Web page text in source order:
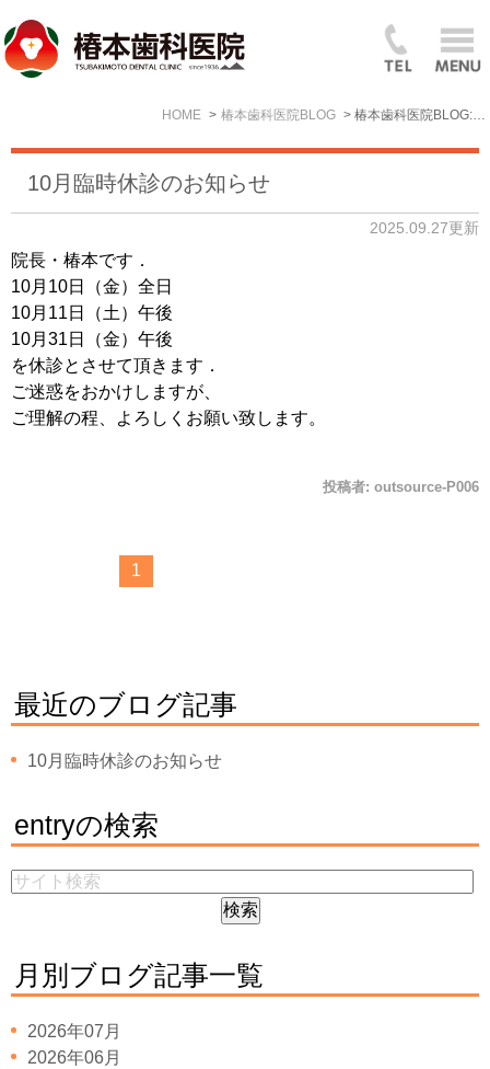
HOME 椿本歯科医院BLOG
10月臨時休診のお知らせ
2025.09.27更新
院長・椿本です．
10月10日（金）全日
10月11日（土）午後
10月31日（金）午後
を休診とさせて頂きます．
ご迷惑をおかけしますが、
ご理解の程、よろしくお願い致します。
投稿者: outsource-P006
1
最近のブログ記事
10月臨時休診のお知らせ
entryの検索
月別ブログ記事一覧
2026年07月
2026年06月